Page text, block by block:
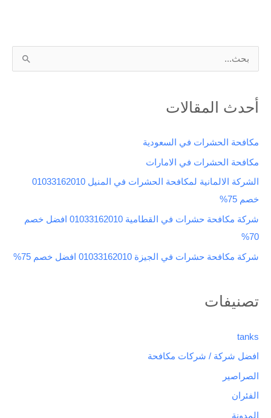
ب
ح
ن
:
أحدث المقالات
مكافحة الحشرات في السعودية
مكافحة الحشرات في الامارات
الشركة الالمانية لمكافحة الحشرات في المنيل 01033162010
خصم 75%
شركة مكافحة حشرات في القطامية 01033162010 افضل خصم
70%
شركة مكافحة حشرات في الجيزة 01033162010 افضل خصم 75%
تصنيفات
tanks
افضل شركة / شركات مكافحة
الصراصير
الفئران
المدونة